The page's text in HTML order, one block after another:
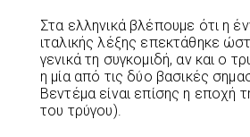
Στα ελληνικά βλέπουμε ότι η
ιταλικής λέξης επεκτάθηκε
γενικά τη συγκομιδή, αν και ο
η μία από τις δύο βασικές
Βεντέμα είναι επίσης η εποχή
του τρύγου).